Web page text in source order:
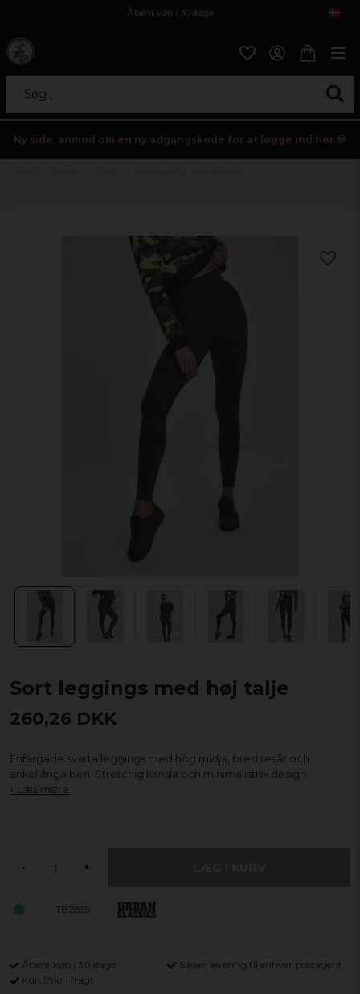
Åbent køb i 30 dage
Søg...
Ny side, anmod om en ny adgangskode for at logge ind her 💀
Sort leggings med høj talje
260,26 DKK
Enfärgade svarta leggings med hög midja, bred resår och
ankellånga ben. Stretchig känsla och minimalistisk design.
Læs mere
- +
TB2859
Åbent køb i 30 dage
Sikker levering til enhver postagent
Kun 59kr i fragt